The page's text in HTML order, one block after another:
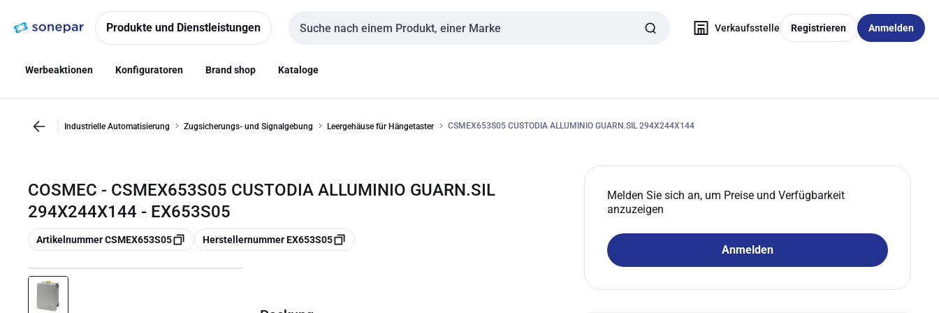
NavigationInhalt
Produkte und Dienstleistungen
Sucheingabe
Verkaufsstelle Registrieren Anmelden
Werbeaktionen Konfiguratoren Brand shop Kataloge
Industrielle Automatisierung Zugsicherungs- und Signalgebung Leergehäuse für Hängetaster CSMEX653S05 CUSTODIA ALLUMINIO GUARN.SIL 294X244X144
COSMEC - CSMEX653S05 CUSTODIA ALLUMINIO GUARN.SIL
294X244X144 - EX653S05
Kopieren
Artikelnummer CSMEX653S05 Kopieren
Herstellernummer EX653S05
Melden Sie sich an, um Preise und Verfügbarkeit
anzuzeigen
Anmelden